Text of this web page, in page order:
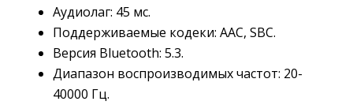
Аудиолаг: 45 мс.
Поддерживаемые кодеки: AAC, SBC.
Версия Bluetooth: 5.3.
Диапазон воспроизводимых частот: 20-
40000 Гц.